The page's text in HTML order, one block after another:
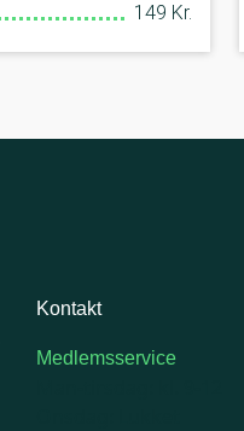
149 Kr.
Kontakt
Medlemsservice